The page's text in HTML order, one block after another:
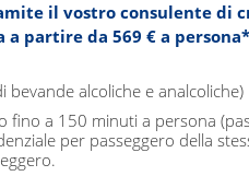
il vostro consulente di
a partire da 569 € a
bevande alcoliche e analcoliche)
fino a 150 minuti a persona
per passeggero della